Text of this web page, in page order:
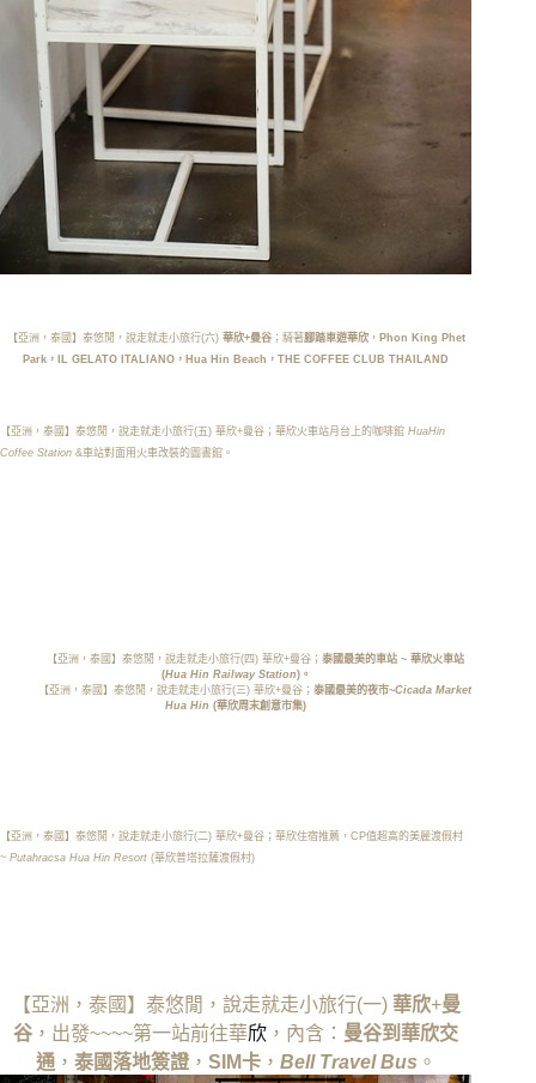
【亞洲，泰國】泰悠閒，說走就走小旅行(六) 華欣+曼谷；騎著腳踏車遊華欣， Phon King Phet
Park，IL GELATO ITALIANO，Hua Hin Beach，THE COFFEE CLUB THAILAND
【亞洲，泰國】泰悠閒，說走就走小旅行(五) 華欣+曼谷 ；華欣火車站月台上的咖啡館 HuaHin
Coffee Station &車站對面用火車改裝的圖書館 。
【亞洲，泰國】泰悠閒，說走就走小旅行(四) 華欣+曼谷； 泰國最美的車站 ~ 華欣火車站
(Hua Hin Railway Station)。
【亞洲，泰國】泰悠閒，說走就走小旅行(三) 華欣+曼谷；泰國最美的夜市~Cicada Market
Hua Hin (華欣周末創意市集)
【亞洲，泰國】泰悠閒，說走就走小旅行(二) 華欣+曼谷；華欣住宿推薦， CP值超高的美麗渡假村
~ Putahracsa Hua Hin Resort (華欣普塔拉薩渡假村)
【亞洲，泰國】泰悠閒，說走就走小旅行(一) 華欣+曼
谷 ，出發~~~~第一站前往華欣 ，內含： 曼谷到華欣交
通， 泰國落地簽證， SIM卡， Bell Travel Bus 。